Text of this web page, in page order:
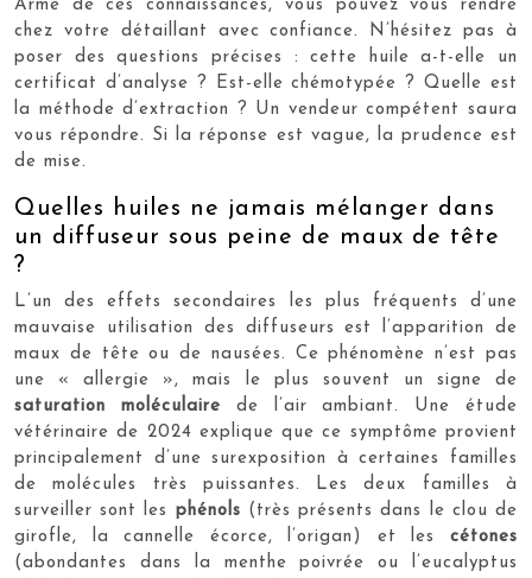
Armé de ces connaissances, vous pouvez vous rendre
chez votre détaillant avec confiance. N’hésitez pas à
poser des questions précises : cette huile a-t-elle un
certificat d’analyse ? Est-elle chémotypée ? Quelle est
la méthode d’extraction ? Un vendeur compétent saura
vous répondre. Si la réponse est vague, la prudence est
de mise.
Quelles huiles ne jamais mélanger dans
un diffuseur sous peine de maux de tête
?
L’un des effets secondaires les plus fréquents d’une
mauvaise utilisation des diffuseurs est l’apparition de
maux de tête ou de nausées. Ce phénomène n’est pas
une « allergie », mais le plus souvent un signe de
saturation moléculaire de l’air ambiant. Une étude
vétérinaire de 2024 explique que ce symptôme provient
principalement d’une surexposition à certaines familles
de molécules très puissantes. Les deux familles à
surveiller sont les phénols (très présents dans le clou de
girofle, la cannelle écorce, l’origan) et les cétones
(abondantes dans la menthe poivrée ou l’eucalyptus